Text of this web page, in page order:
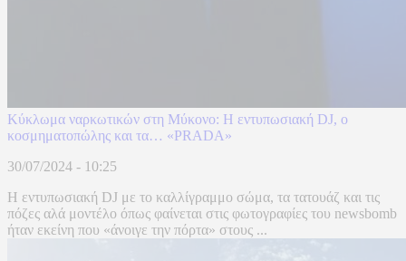
Κύκλωμα ναρκωτικών στη Μύκονο: Η εντυπωσιακή DJ, ο
κοσμηματοπώλης και τα… «PRADA»
30/07/2024 - 10:25
Η εντυπωσιακή DJ με το καλλίγραμμο σώμα, τα τατουάζ και τις
πόζες αλά μοντέλο όπως φαίνεται στις φωτογραφίες του newsbomb
ήταν εκείνη που «άνοιγε την πόρτα» στους ...